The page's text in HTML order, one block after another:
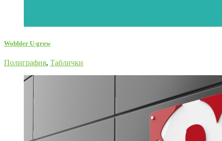
Wobbler U-grow
Полиграфия, Таблички